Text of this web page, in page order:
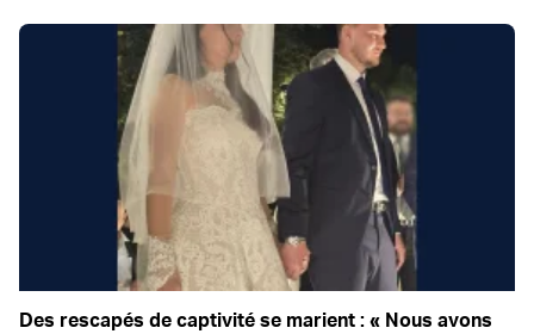
Des rescapés de captivité se marient : « Nous avons